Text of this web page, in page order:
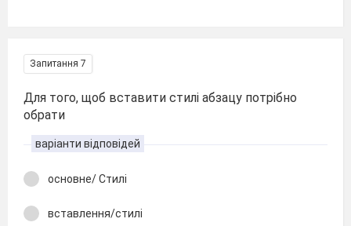
Запитання 7
Для того, щоб вставити стилі абзацу потрібно
обрати
варіанти відповідей
основне/ Стилі
вставлення/стилі